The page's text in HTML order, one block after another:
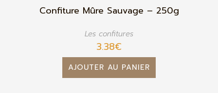
Confiture Mûre Sauvage – 250g
Les confitures
3.38€
AJOUTER AU PANIER